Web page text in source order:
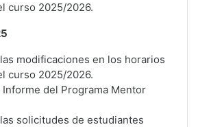
curso 2025/2026.
modificaciones en los horarios
curso 2025/2026.
del Programa Mentor
solicitudes de estudiantes